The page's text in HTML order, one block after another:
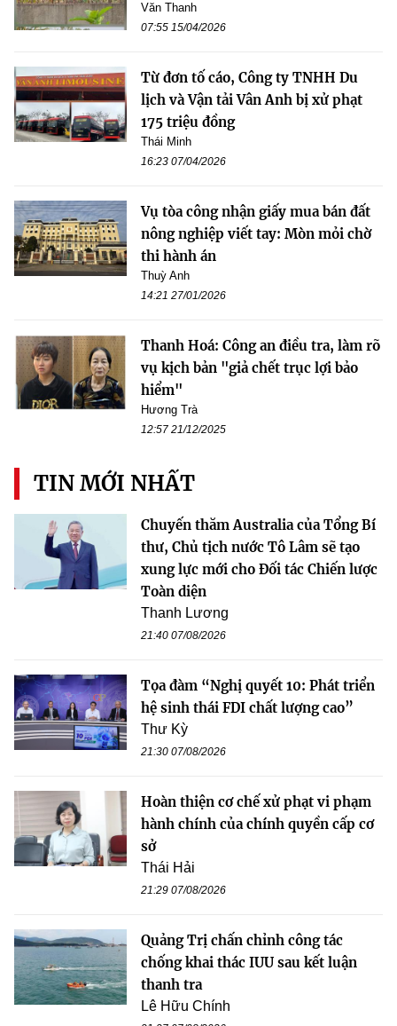
Văn Thanh
07:55 15/04/2026
Từ đơn tố cáo, Công ty TNHH Du
lịch và Vận tải Vân Anh bị xử phạt
175 triệu đồng
Thái Minh
16:23 07/04/2026
Vụ tòa công nhận giấy mua bán đất
nông nghiệp viết tay: Mòn mỏi chờ
thi hành án
Thuỳ Anh
14:21 27/01/2026
Thanh Hoá: Công an điều tra, làm rõ
vụ kịch bản "giả chết trục lợi bảo
hiểm"
Hương Trà
12:57 21/12/2025
TIN MỚI NHẤT
Chuyến thăm Australia của Tổng Bí
thư, Chủ tịch nước Tô Lâm sẽ tạo
xung lực mới cho Đối tác Chiến lược
Toàn diện
Thanh Lương
21:40 07/08/2026
Tọa đàm “Nghị quyết 10: Phát triển
hệ sinh thái FDI chất lượng cao”
Thư Kỳ
21:30 07/08/2026
Hoàn thiện cơ chế xử phạt vi phạm
hành chính của chính quyền cấp cơ
sở
Thái Hải
21:29 07/08/2026
Quảng Trị chấn chỉnh công tác
chống khai thác IUU sau kết luận
thanh tra
Lê Hữu Chính